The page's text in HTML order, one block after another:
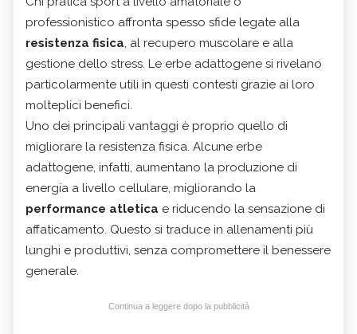
professionistico affronta spesso sfide legate alla
resistenza fisica , al recupero muscolare e alla
gestione dello stress. Le erbe adattogene si rivelano
particolarmente utili in questi contesti grazie ai loro
molteplici benefici.
Uno dei principali vantaggi è proprio quello di
migliorare la resistenza fisica. Alcune erbe
adattogene, infatti, aumentano la produzione di
energia a livello cellulare, migliorando la
performance atletica e riducendo la sensazione di
affaticamento. Questo si traduce in allenamenti più
lunghi e produttivi, senza compromettere il benessere
generale.
Continua a leggere dopo la pubblicità